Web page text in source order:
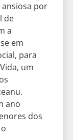
ansiosa por
de
a
em
para
um
ano
dos